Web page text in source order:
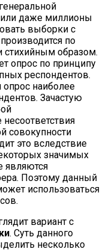
или даже миллионы
выборки с
по
стихийным образом.
опрос по принципу
респондентов.
опрос наиболее
Зачастую
совокупности
это вследствие
значимых
являются
Поэтому данный
использоваться
вариант с
. Суть данного
несколько